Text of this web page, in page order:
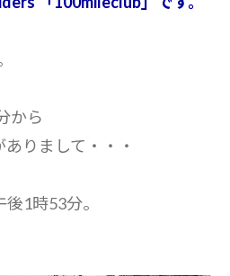
から
りまして・・・
1時53分。